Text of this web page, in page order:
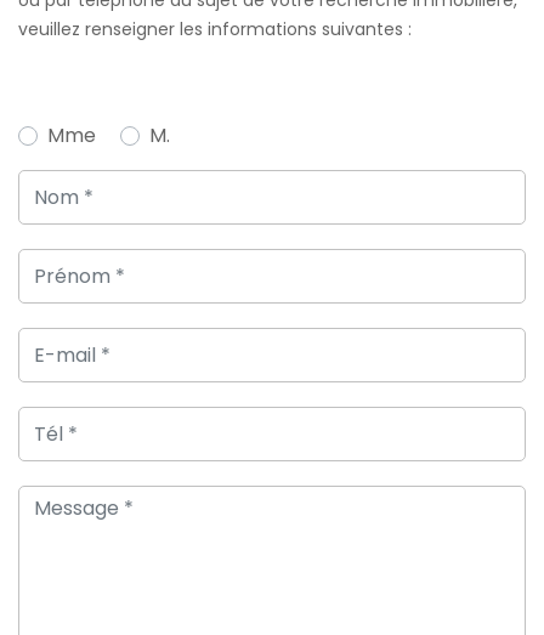
veuillez renseigner les informations suivantes :
Mme M.